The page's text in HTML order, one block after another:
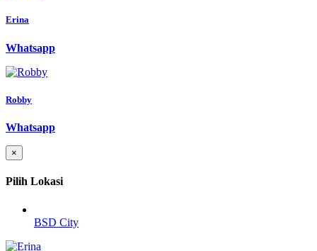
Erina
Whatsapp
Robby
Whatsapp
×
Pilih Lokasi
BSD City